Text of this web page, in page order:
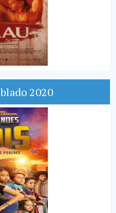
2020